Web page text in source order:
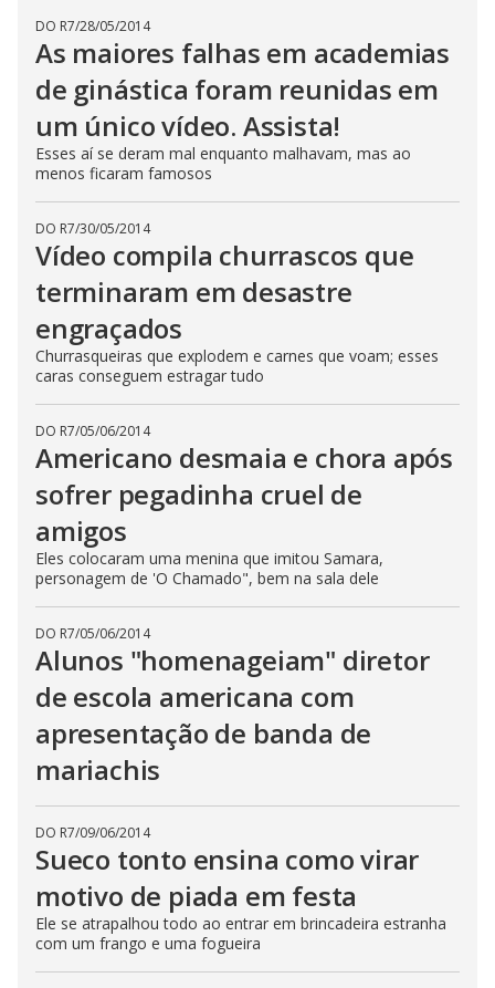
DO R7/28/05/2014
As maiores falhas em academias
de ginástica foram reunidas em
um único vídeo. Assista!
Esses aí se deram mal enquanto malhavam, mas ao
menos ficaram famosos
DO R7/30/05/2014
Vídeo compila churrascos que
terminaram em desastre
engraçados
Churrasqueiras que explodem e carnes que voam; esses
caras conseguem estragar tudo
DO R7/05/06/2014
Americano desmaia e chora após
sofrer pegadinha cruel de
amigos
Eles colocaram uma menina que imitou Samara,
personagem de 'O Chamado", bem na sala dele
DO R7/05/06/2014
Alunos "homenageiam" diretor
de escola americana com
apresentação de banda de
mariachis
DO R7/09/06/2014
Sueco tonto ensina como virar
motivo de piada em festa
Ele se atrapalhou todo ao entrar em brincadeira estranha
com um frango e uma fogueira